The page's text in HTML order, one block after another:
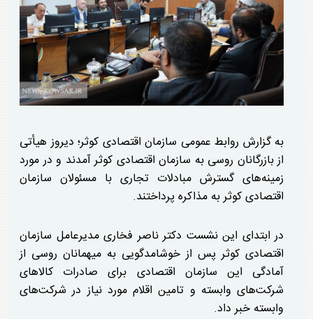
به گزارش روابط عمومی سازمان اقتصادی کوثر؛ دیروز هیأتی
از بازرگانان روسی به سازمان اقتصادی کوثر آمدند و در مورد
زمینه‌های گسترش مبادلات تجاری با مسئولان سازمان
اقتصادی کوثر به مذاکره پرداختند.
در ابتدای این نشست دکتر ناصر فخاری مدیرعامل سازمان
اقتصادی کوثر پس از خوشامدگویی به میهمانان روسی از
آمادگی این سازمان اقتصادی برای صادرات کالا‌های
شرکت‌های وابسته و تامین اقلام مورد نیاز در شرکت‌های
وابسته خبر داد.